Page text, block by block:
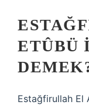
ETÛBÜ
Estağfirullah El